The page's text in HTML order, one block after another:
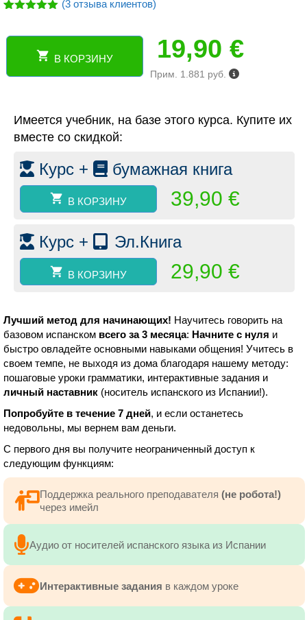
на основе
пользовател
ей
(3 отзыва клиентов)
Количество
товара
онлайн
тутором:
заговори
Уровень
В КОРЗИНУ 19,90 €
Прим. 1.881 руб.
Имеется учебник, на базе этого курса. Купите их
вместе со скидкой:
Курс + бумажная книга
В КОРЗИНУ 39,90 €
Курс + Эл.Книга
В КОРЗИНУ 29,90 €
Лучший метод для начинающих! Научитесь говорить на
базовом испанском всего за 3 месяца: Начните с нуля и
быстро овладейте основными навыками общения! Учитесь в
своем темпе, не выходя из дома благодаря нашему методу:
пошаговые уроки грамматики, интерактивные задания и
личный наставник (носитель испанского из Испании!).
Попробуйте в течение 7 дней, и если останетесь
недовольны, мы вернем вам деньги.
С первого дня вы получите неограниченный доступ к
следующим функциям:
Поддержка реального преподавателя (не робота!)
через имейл
Аудио от носителей испанского языка из Испании
Интерактивные задания в каждом уроке